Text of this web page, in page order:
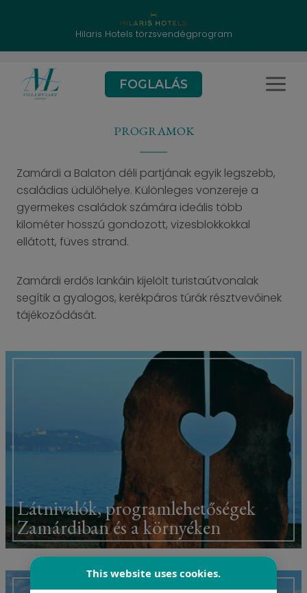
Hilaris Hotels törzsvendégprogram
content
FOGLALÁS
PROGRAMOK
Zamárdi a Balaton déli partjának egyik legszebb,
családias üdülőhelye. Különleges vonzereje a
gyermekes családok számára ideális több
kilométer hosszú gondozott, vizesblokkokkal
ellátott, füves strand.
Zamárdi erdős lankáin kijelölt turistaútvonalak
segítik a gyalogos, kerékpáros túrák résztvevőinek
tájékozódását.
Látnivalók, programlehetőségek
Zamárdiban és a környéken
This website uses cookies.